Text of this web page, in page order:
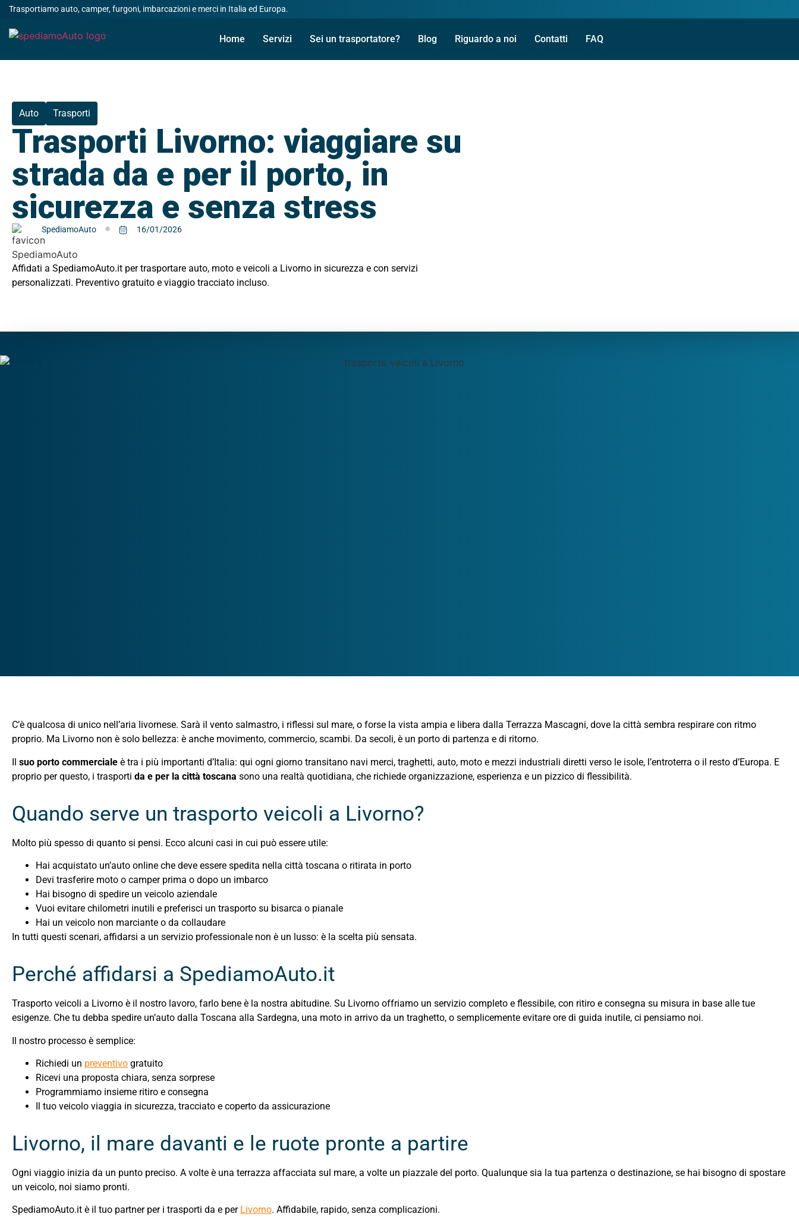
Trasportiamo auto, camper, furgoni, imbarcazioni e merci in Italia ed Europa.
Home Servizi Sei un trasportatore? Blog Riguardo a noi Contatti FAQ
Auto Trasporti
Trasporti Livorno: viaggiare su
strada da e per il porto, in
sicurezza e senza stress
SpediamoAuto 16/01/2026
Affidati a SpediamoAuto.it per trasportare auto, moto e veicoli a Livorno in sicurezza e con servizi
personalizzati. Preventivo gratuito e viaggio tracciato incluso.
C’è qualcosa di unico nell’aria livornese. Sarà il vento salmastro, i riflessi sul mare, o forse la vista ampia e libera dalla Terrazza Mascagni, dove la città sembra respirare con ritmo
proprio. Ma Livorno non è solo bellezza: è anche movimento, commercio, scambi. Da secoli, è un porto di partenza e di ritorno.
Il suo porto commerciale è tra i più importanti d’Italia: qui ogni giorno transitano navi merci, traghetti, auto, moto e mezzi industriali diretti verso le isole, l’entroterra o il resto d’Europa. E
proprio per questo, i trasporti da e per la città toscana sono una realtà quotidiana, che richiede organizzazione, esperienza e un pizzico di flessibilità.
Quando serve un trasporto veicoli a Livorno?
Molto più spesso di quanto si pensi. Ecco alcuni casi in cui può essere utile:
Hai acquistato un’auto online che deve essere spedita nella città toscana o ritirata in porto
Devi trasferire moto o camper prima o dopo un imbarco
Hai bisogno di spedire un veicolo aziendale
Vuoi evitare chilometri inutili e preferisci un trasporto su bisarca o pianale
Hai un veicolo non marciante o da collaudare
In tutti questi scenari, affidarsi a un servizio professionale non è un lusso: è la scelta più sensata.
Perché affidarsi a SpediamoAuto.it
Trasporto veicoli a Livorno è il nostro lavoro, farlo bene è la nostra abitudine. Su Livorno offriamo un servizio completo e flessibile, con ritiro e consegna su misura in base alle tue
esigenze. Che tu debba spedire un’auto dalla Toscana alla Sardegna, una moto in arrivo da un traghetto, o semplicemente evitare ore di guida inutile, ci pensiamo noi.
Il nostro processo è semplice:
Richiedi un preventivo gratuito
Ricevi una proposta chiara, senza sorprese
Programmiamo insieme ritiro e consegna
Il tuo veicolo viaggia in sicurezza, tracciato e coperto da assicurazione
Livorno, il mare davanti e le ruote pronte a partire
Ogni viaggio inizia da un punto preciso. A volte è una terrazza affacciata sul mare, a volte un piazzale del porto. Qualunque sia la tua partenza o destinazione, se hai bisogno di spostare
un veicolo, noi siamo pronti.
SpediamoAuto.it è il tuo partner per i trasporti da e per Livorno. Affidabile, rapido, senza complicazioni.